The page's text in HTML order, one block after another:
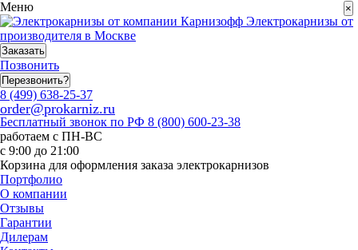
Меню
Электрокарнизы от
производителя в Москве
Заказать
Позвонить
Перезвонить?
8 (499) 638-25-37
order@prokarniz.ru
Бесплатный звонок по РФ 8 (800) 600-23-38
работаем с ПН-ВС
с 9:00 до 21:00
Корзина для оформления заказа электрокарнизов
Портфолио
О компании
Отзывы
Гарантии
Дилерам
×